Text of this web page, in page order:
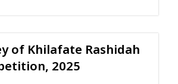
of Khilafate Rashidah
2025